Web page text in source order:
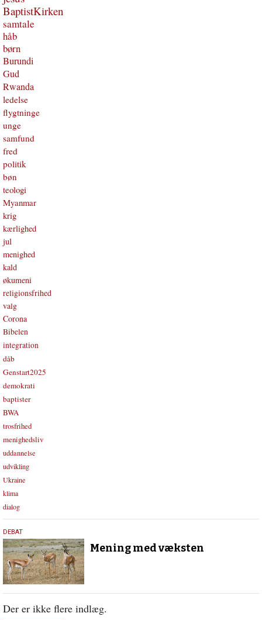
BaptistKirken
samtale
håb
børn
Burundi
Gud
Rwanda
ledelse
flygtninge
unge
samfund
fred
politik
bøn
teologi
Myanmar
krig
kærlighed
jul
menighed
kald
økumeni
religionsfrihed
valg
Corona
Bibelen
integration
dåb
Genstart2025
demokrati
baptister
BWA
trosfrihed
menighedsliv
uddannelse
udvikling
Ukraine
klima
dialog
29.
november
2016
DEBAT
Mening med væksten
Der er ikke flere indlæg.